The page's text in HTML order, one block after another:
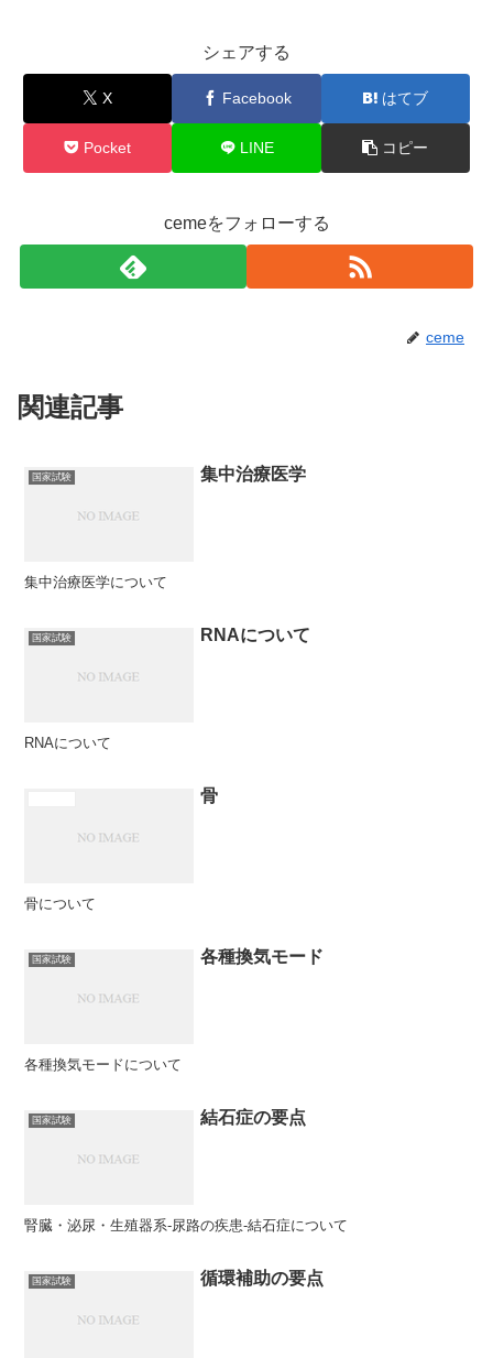
シェアする
X Facebook はてブ
Pocket LINE コピー
cemeをフォローする
ceme
関連記事
国家試験 集中治療医学
集中治療医学について
国家試験 RNAについて
RNAについて
骨
骨について
国家試験 各種換気モード
各種換気モードについて
国家試験 結石症の要点
腎臓・泌尿・生殖器系-尿路の疾患-結石症について
国家試験 循環補助の要点